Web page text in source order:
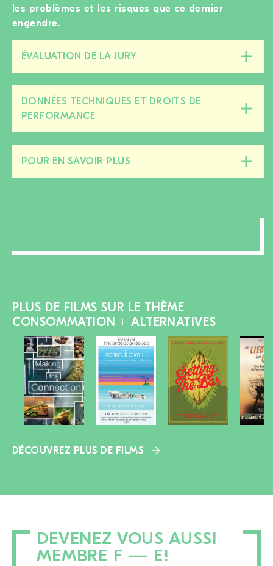
les problèmes et les risques que ce dernier
engendre.
ÉVALUATION DE LA JURY
cette
section
DONNÉES TECHNIQUES ET DROITS DE
PERFORMANCE
POUR EN SAVOIR PLUS
cette
PLUS DE FILMS SUR LE THÈME
CONSOMMATION + ALTERNATIVES
DÉCOUVREZ PLUS DE FILMS
DEVENEZ VOUS AUSSI
MEMBRE F — E!